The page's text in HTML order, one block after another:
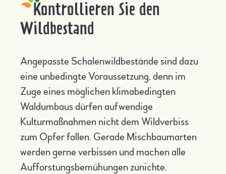
Kontrollieren Sie den
Wildbestand
Angepasste Schalenwildbestände sind dazu
eine unbedingte Voraussetzung, denn im
Zuge eines möglichen klimabedingten
Waldumbaus dürfen aufwendige
Kulturmaßnahmen nicht dem Wildverbiss
zum Opfer fallen. Gerade Mischbaumarten
werden gerne verbissen und machen alle
Aufforstungsbemühungen zunichte.